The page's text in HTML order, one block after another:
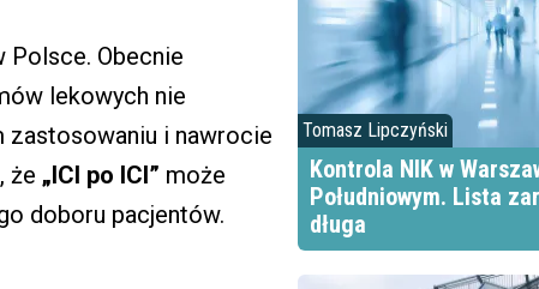
Obecnie
lekowych nie
i nawrocie
że „ICI po ICI” może
doboru pacjentów.
Tomasz Lipczyński
Kontrola NIK w
Południowym. Lista
długa